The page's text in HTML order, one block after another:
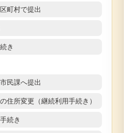
町村で提出
き
民課へ提出
住所変更（継続利用手続き）
続き